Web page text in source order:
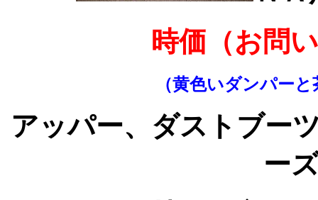
時価（お問
（黄色いダンパー
アッパー、ダストブー
ー